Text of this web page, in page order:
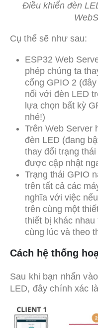
Điều khiển đèn
Cụ thể sẽ như sau:
ESP32 Web
phép chúng ta
cổng GPIO 2
nối với đèn LED
lựa chọn bất kỳ
nhé!)
Trên Web Server
đèn LED (đang
thay đổi trạng
được cập nhật
Trạng thái GPIO
trên tất cả các
nghĩa với việc
trên cùng một
thiết bị khác
cùng lúc và theo
Cách hệ thống
Sau khi bạn nhấn
LED, đây chính xác